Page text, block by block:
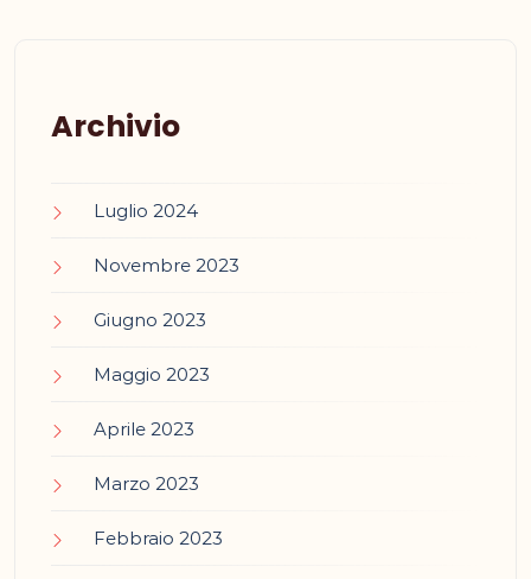
Archivio
Luglio 2024
Novembre 2023
Giugno 2023
Maggio 2023
Aprile 2023
Marzo 2023
Febbraio 2023